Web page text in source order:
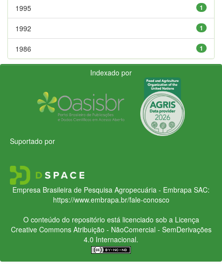
1
1995
1
1992
1
1986
Indexado por
Suportado por
Empresa Brasileira de Pesquisa Agropecuária - Embrapa SAC:
https://www.embrapa.br/fale-conosco
O conteúdo do repositório está licenciado sob a Licença
Creative CommonsAtribuição - NãoComercial - SemDerivações
4.0 Internacional.